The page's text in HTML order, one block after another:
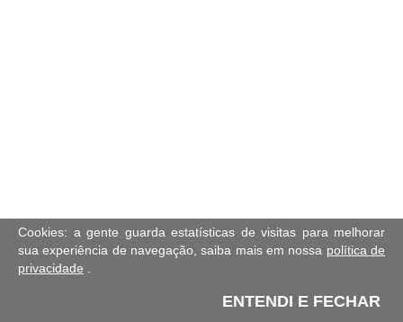
Cookies: a gente guarda estatísticas de visitas para melhorar
sua experiência de navegação, saiba mais em nossa política de
privacidade
ENTENDI E FECHAR